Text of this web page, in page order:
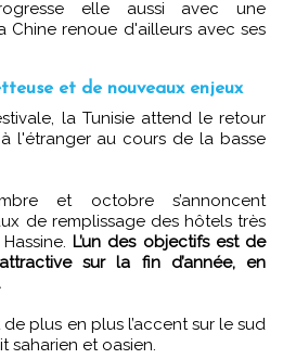
elle aussi avec une
Chine renoue d'ailleurs avec ses
et de nouveaux enjeux
à l'étranger au cours de la basse
et octobre s’annoncent
de remplissage des hôtels très
L’un des objectifs est de
sur la fin d’année, en
plus en plus l’accent sur le sud
saharien et oasien.